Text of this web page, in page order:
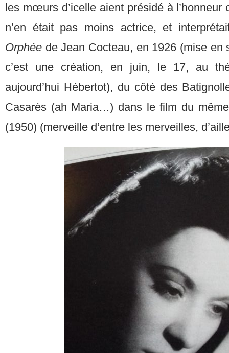
les mœurs d’icelle aient présidé à l’honneur
n’en était pas moins actrice, et
Orphée de Jean Cocteau, en 1926 (mise en
c’est une création, en juin, le 17, au
aujourd’hui Hébertot), du côté des
Casarès (ah Maria…) dans le film du
(1950) (merveille d’entre les merveilles,